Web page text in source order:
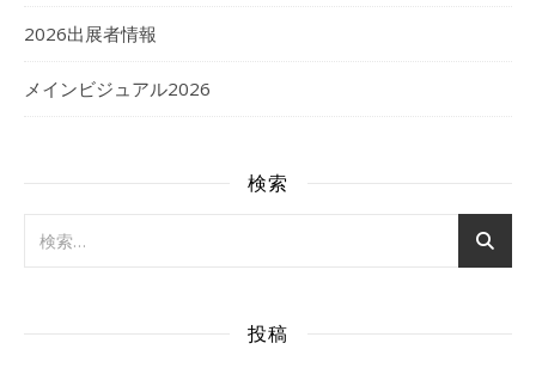
2026出展者情報
メインビジュアル2026
検索
投稿